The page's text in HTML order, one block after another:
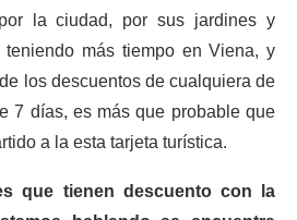
la ciudad, por sus jardines y
teniendo más tiempo en Viena, y
los descuentos de cualquiera de
7 días, es más que probable que
a la esta tarjeta turística.
que tienen descuento con la